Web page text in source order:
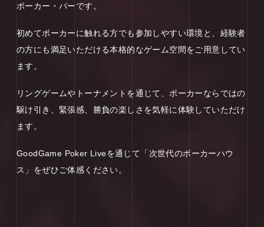
ポーカー・バーです。
初めてポーカーに触れる方でも参加しやすい環境と、経験者
の方にも満足いただける本格的なゲーム空間をご用意してい
ます。
リングゲームやトーナメントを通じて、ポーカーならではの
駆け引き、緊張感、勝負の楽しさを気軽に体験していただけ
ます。
GoodGame Poker Liveを通じて「次世代のポーカーハウ
ス」をぜひご体感ください。